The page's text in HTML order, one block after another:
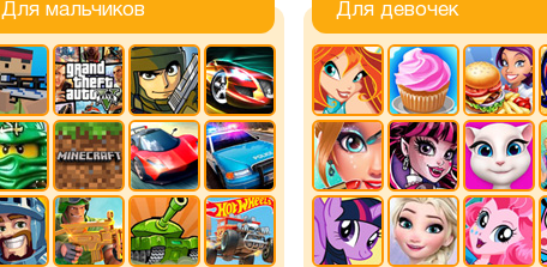
Для мальчиков Для девочек